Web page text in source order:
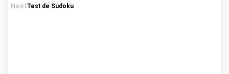
NextTest de Sudoku